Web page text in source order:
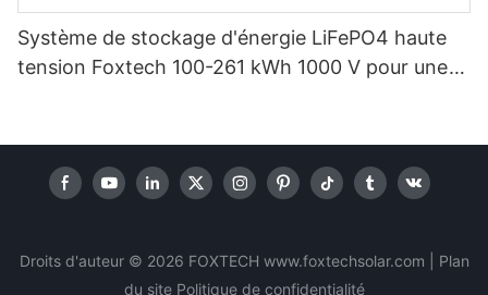
Système de stockage d'énergie LiFePO4 haute
tension Foxtech 100-261 kWh 1000 V pour une
Droits d'auteur © 2026 FOXTECH www.foxtechsolar.com
Plan
du site Politiquede confidentialité